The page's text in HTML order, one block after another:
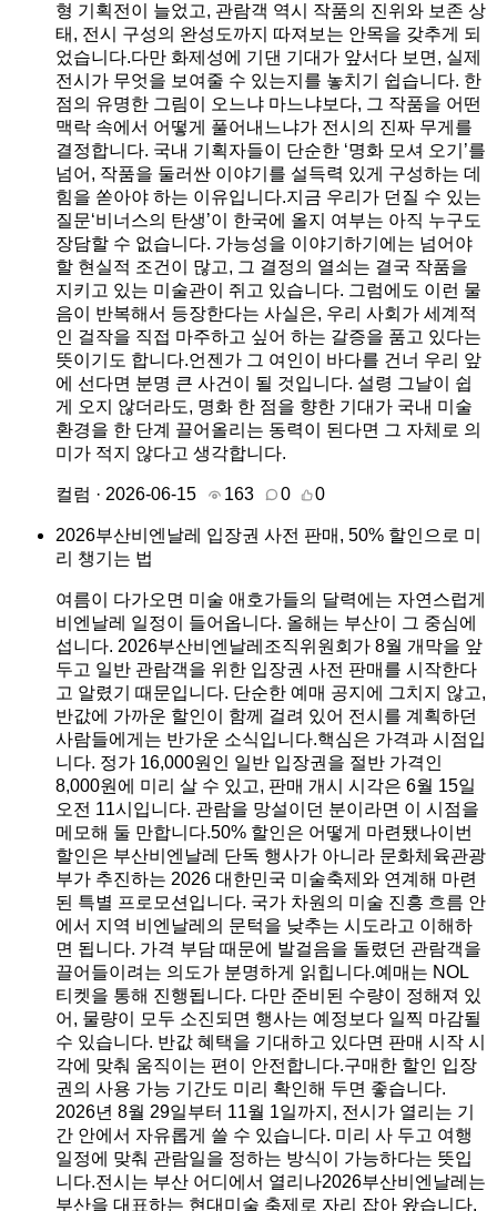
형 기획전이 늘었고, 관람객 역시 작품의 진위와 보존 상
태, 전시 구성의 완성도까지 따져보는 안목을 갖추게 되
었습니다.다만 화제성에 기댄 기대가 앞서다 보면, 실제
전시가 무엇을 보여줄 수 있는지를 놓치기 쉽습니다. 한
점의 유명한 그림이 오느냐 마느냐보다, 그 작품을 어떤
맥락 속에서 어떻게 풀어내느냐가 전시의 진짜 무게를
결정합니다. 국내 기획자들이 단순한 ‘명화 모셔 오기’를
넘어, 작품을 둘러싼 이야기를 설득력 있게 구성하는 데
힘을 쏟아야 하는 이유입니다.지금 우리가 던질 수 있는
질문‘비너스의 탄생’이 한국에 올지 여부는 아직 누구도
장담할 수 없습니다. 가능성을 이야기하기에는 넘어야
할 현실적 조건이 많고, 그 결정의 열쇠는 결국 작품을
지키고 있는 미술관이 쥐고 있습니다. 그럼에도 이런 물
음이 반복해서 등장한다는 사실은, 우리 사회가 세계적
인 걸작을 직접 마주하고 싶어 하는 갈증을 품고 있다는
뜻이기도 합니다.언젠가 그 여인이 바다를 건너 우리 앞
에 선다면 분명 큰 사건이 될 것입니다. 설령 그날이 쉽
게 오지 않더라도, 명화 한 점을 향한 기대가 국내 미술
환경을 한 단계 끌어올리는 동력이 된다면 그 자체로 의
미가 적지 않다고 생각합니다.
컬럼 · 2026-06-15 163 0 0
2026부산비엔날레 입장권 사전 판매, 50% 할인으로 미
리 챙기는 법
여름이 다가오면 미술 애호가들의 달력에는 자연스럽게
비엔날레 일정이 들어옵니다. 올해는 부산이 그 중심에
섭니다. 2026부산비엔날레조직위원회가 8월 개막을 앞
두고 일반 관람객을 위한 입장권 사전 판매를 시작한다
고 알렸기 때문입니다. 단순한 예매 공지에 그치지 않고,
반값에 가까운 할인이 함께 걸려 있어 전시를 계획하던
사람들에게는 반가운 소식입니다.핵심은 가격과 시점입
니다. 정가 16,000원인 일반 입장권을 절반 가격인
8,000원에 미리 살 수 있고, 판매 개시 시각은 6월 15일
오전 11시입니다. 관람을 망설이던 분이라면 이 시점을
메모해 둘 만합니다.50% 할인은 어떻게 마련됐나이번
할인은 부산비엔날레 단독 행사가 아니라 문화체육관광
부가 추진하는 2026 대한민국 미술축제와 연계해 마련
된 특별 프로모션입니다. 국가 차원의 미술 진흥 흐름 안
에서 지역 비엔날레의 문턱을 낮추는 시도라고 이해하
면 됩니다. 가격 부담 때문에 발걸음을 돌렸던 관람객을
끌어들이려는 의도가 분명하게 읽힙니다.예매는 NOL
티켓을 통해 진행됩니다. 다만 준비된 수량이 정해져 있
어, 물량이 모두 소진되면 행사는 예정보다 일찍 마감될
수 있습니다. 반값 혜택을 기대하고 있다면 판매 시작 시
각에 맞춰 움직이는 편이 안전합니다.구매한 할인 입장
권의 사용 가능 기간도 미리 확인해 두면 좋습니다.
2026년 8월 29일부터 11월 1일까지, 전시가 열리는 기
간 안에서 자유롭게 쓸 수 있습니다. 미리 사 두고 여행
일정에 맞춰 관람일을 정하는 방식이 가능하다는 뜻입
니다.전시는 부산 어디에서 열리나2026부산비엔날레는
부산을 대표하는 현대미술 축제로 자리 잡아 왔습니다.